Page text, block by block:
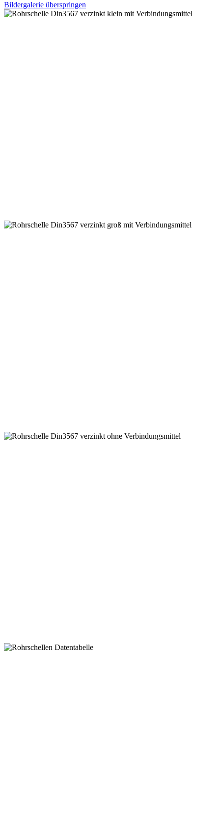
Bildergalerie überspringen